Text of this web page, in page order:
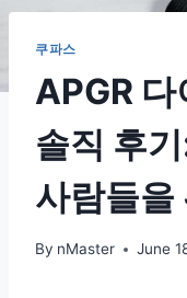
쿠파스
APGR
솔직 후
사람들을
By nMaster June